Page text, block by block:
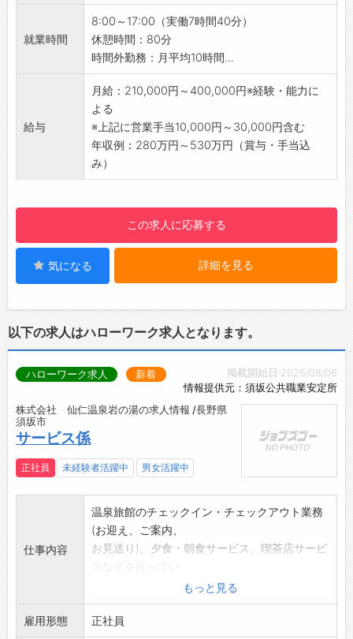
・製品の反転を自動化したい→設計～完成品ま
で一貫生産のご提案（不良品の削減・時間短
縮）
・社内製造、設計チームと連携
・企画書作成及びご提案
・ご依頼いただいたら、社内と連携を取りなが
ら技術提供
・アフターフォロー
※製品を売るのではなく、技術を活用しお客様
の課題解決をしていきます。
＜担当エリア＞
※転勤なし！遠方の場合は公共交通機関を利用
・見積書作成
・日々のメール、電話対応
【おすすめポイント】
・転勤なしで須坂市に根差して働けます。
・将来的には営業リーダーとしてのキャリアア
ップも可能です。
精度と早さが当社の強みです。
お客様からの要望をお聞きし独自技術・特許技
術等でその要望に最大限にお応えすることがモ
要望以上の高精度な製品と技術提供をするた
に深みのある業務といえます。
就業時間
8:00～17:00（実働7時間40分）
休憩時間：80分
時間外勤務：月平均10時間...
給与
月給：210,000円～400,000円※経験・能力に
よる
※上記に営業手当10,000円～30,000円含む
年収例：280万円～530万円（賞与・手当込
み）
この求人に応募する
気になる 詳細を見る
以下の求人はハローワーク求人となります。
掲載開始日:2026/08/06
情報提供元：須坂公共職業安定所
ハローワーク求人 新着
株式会社 仙仁温泉岩の湯の求人情報 /長野県
須坂市
サービス係
正社員 未経験者活躍中 男女活躍中
仕事内容
温泉旅館のチェックイン・チェックアウト業務
(お迎え、ご案内、
お見送り)、夕食・朝食サービス、喫茶店サービ
*サービス業はちょっと、旅館業はどうも・・・
と考えておられる
もっと見る
雇用形態 正社員